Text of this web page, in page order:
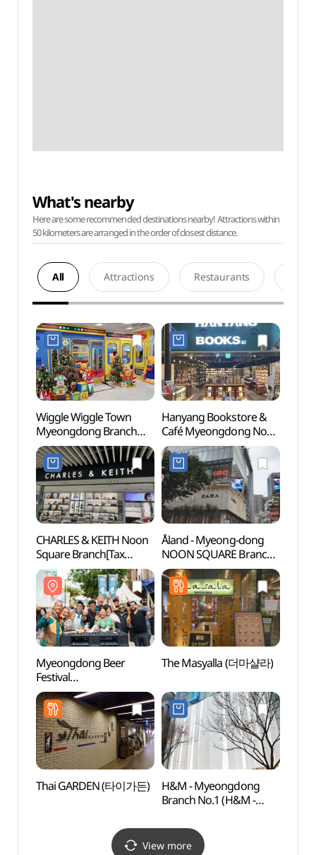
What's nearby
Here are some recommended destinations nearby! Attractions within
50 kilometers are arranged in the order of closest distance.
All Attractions Restaurants
Wiggle Wiggle Town
Myeongdong Branch
[Tax Refund Shop]
(위글위글 타운 명동점)
Hanyang Bookstore &
Café Myeongdong Noon
Square Branch [Tax
Refund Shop](한양문고&
카페 명동 눈스퀘어점)
CHARLES & KEITH Noon
Square Branch[Tax
Refund Shop]
(찰스앤키스 눈스퀘어점)
Åland - Myeong-dong
NOON SQUARE Branch
[Tax Refund Shop]
(에이랜드
명동눈스퀘어점)
Myeongdong Beer
Festival
(명동맥주페스티벌)
The Masyalla (더마샬라)
Thai GARDEN (타이가든)
H&M - Myeongdong
Branch No.1 (H&M -
View more